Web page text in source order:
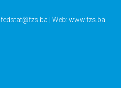
fedstat@fzs.ba | Web: www.fzs.ba